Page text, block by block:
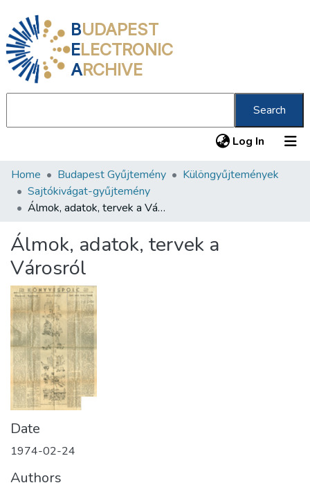
BUDAPEST
ELECTRONIC
ARCHIVE
Search
Log In (current)
Communities & Collections
All of DSpace
Statistics
About us
Home Budapest Gyűjtemény
Különgyűjtemények
Sajtókivágat-gyűjtemény
Álmok, adatok, tervek a Városról
Álmok, adatok, tervek a
Városról
Date
1974-02-24
Authors